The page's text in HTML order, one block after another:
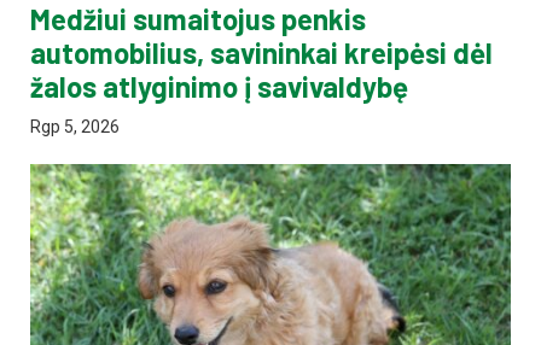
Medžiui sumaitojus penkis
automobilius, savininkai kreipėsi dėl
žalos atlyginimo į savivaldybę
Rgp 5, 2026